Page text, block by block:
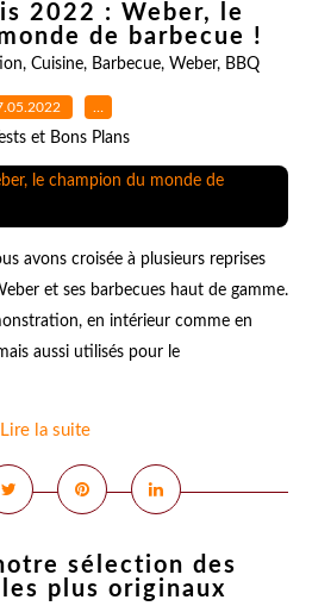
2022 : Weber, le
de barbecue !
, Cuisine, Barbecue, Weber, BBQ
…
et Bons Plans
avons croisée à plusieurs reprises
et ses barbecues haut de gamme.
en intérieur comme en
aussi utilisés pour le
Lire la suite
sélection des
les plus originaux